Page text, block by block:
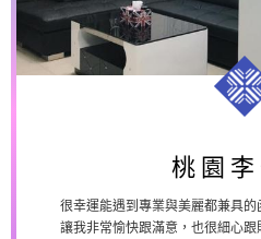
桃園李
桃園
很幸運能遇到專業與美麗都兼具
讓我非常愉快跟滿意，也很細心